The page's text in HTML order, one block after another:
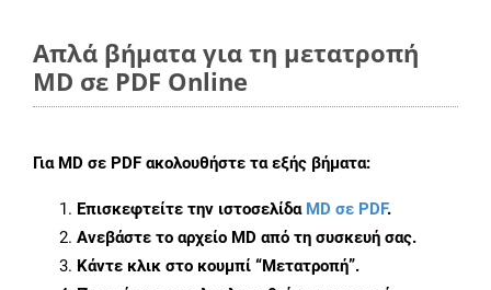
Απλά βήματα για τη μετατροπή
MD σε PDF Online
Για MD σε PDF ακολουθήστε τα εξής βήματα:
Επισκεφτείτε την ιστοσελίδα MD σε PDF.
Ανεβάστε το αρχείο MD από τη συσκευή σας.
Κάντε κλικ στο κουμπί “Μετατροπή”.